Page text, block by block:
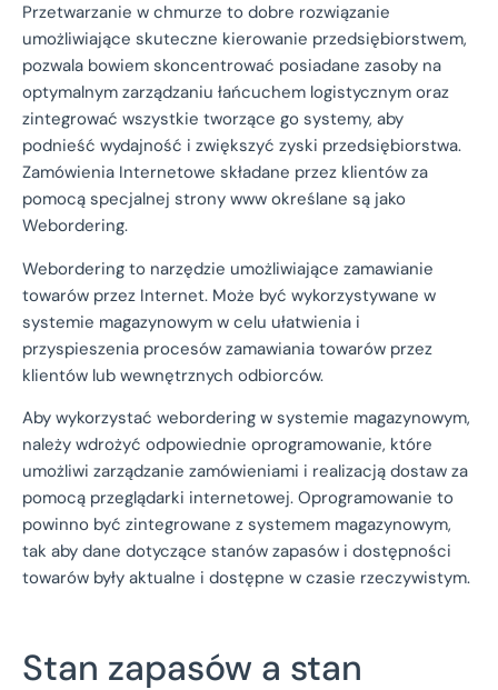
Przetwarzanie w chmurze to dobre rozwiązanie
umożliwiające skuteczne kierowanie przedsiębiorstwem,
pozwala bowiem skoncentrować posiadane zasoby na
optymalnym zarządzaniu łańcuchem logistycznym oraz
zintegrować wszystkie tworzące go systemy, aby
podnieść wydajność i zwiększyć zyski przedsiębiorstwa.
Zamówienia Internetowe składane przez klientów za
pomocą specjalnej strony www określane są jako
Webordering.
Webordering to narzędzie umożliwiające zamawianie
towarów przez Internet. Może być wykorzystywane w
systemie magazynowym w celu ułatwienia i
przyspieszenia procesów zamawiania towarów przez
klientów lub wewnętrznych odbiorców.
Aby wykorzystać webordering w systemie magazynowym,
należy wdrożyć odpowiednie oprogramowanie, które
umożliwi zarządzanie zamówieniami i realizacją dostaw za
pomocą przeglądarki internetowej. Oprogramowanie to
powinno być zintegrowane z systemem magazynowym,
tak aby dane dotyczące stanów zapasów i dostępności
towarów były aktualne i dostępne w czasie rzeczywistym.
Stan zapasów a stan